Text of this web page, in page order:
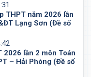
THPT năm 2026 lần
Lạng Sơn (Đề số
2026 lần 2 môn Toán
– Hải Phòng (Đề số